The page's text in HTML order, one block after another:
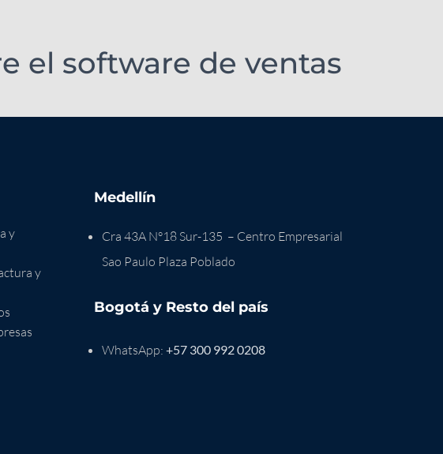
el software de ventas
y
y
Medellín
Cra 43A N°18 Sur-135 – Centro Empresarial
Sao Paulo Plaza Poblado
Bogotá y Resto del país
WhatsApp: +57 300 992 0208